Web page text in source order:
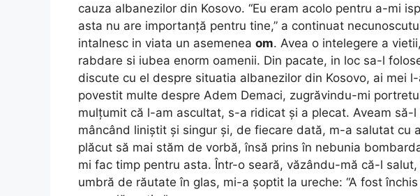
cauza albanezilor din Kosovo. “Eu eram acolo pentru a-mi
asta nu are importanță pentru tine,” a continuat
intalnesc in viata un asemenea om. Avea o intelegere a
rabdare si iubea enorm oamenii. Din pacate, in loc sa-l
discute cu el despre situatia albanezilor din Kosovo, ai mei
povestit multe despre Adem Demaci, zugrăvindu-mi
mulțumit că l-am ascultat, s-a ridicat și a plecat. Aveam să-
mâncând liniștit și singur și, de fiecare dată, m-a salutat cu
plăcut să mai stăm de vorbă, însă prins în nebunia
mi fac timp pentru asta. Într-o seară, văzându-mă că-l salut,
umbră de răutate în glas, mi-a șoptit la ureche: “A fost